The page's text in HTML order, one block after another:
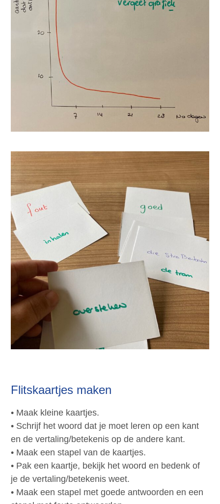
Flitskaartjes maken
• Maak kleine kaartjes.
• Schrijf het woord dat je moet leren op een kant
en de vertaling/betekenis op de andere kant.
• Maak een stapel van de kaartjes.
• Pak een kaartje, bekijk het woord en bedenk of
je de vertaling/betekenis weet.
• Maak een stapel met goede antwoorden en een